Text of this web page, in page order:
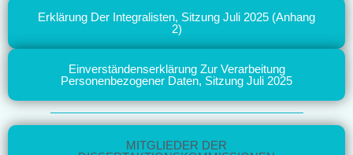
Erklärung Der Integralisten, Sitzung Juli 2025 (Anhang
2)
Einverständenserklärung Zur Verarbeitung
Personenbezogener Daten, Sitzung Juli 2025
MITGLIEDER DER